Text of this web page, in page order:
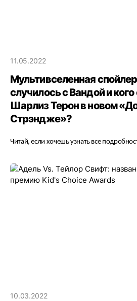
11.05.2022
Мультивселенная
случилось с Вандой и
Шарлиз Терон в новом
Стрэндже»?
Читай, если хочешь узнать все
10.03.2022